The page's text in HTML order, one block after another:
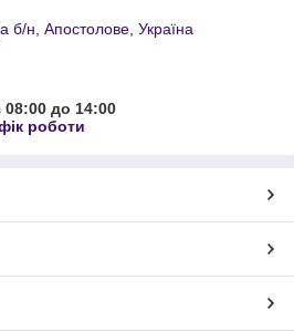
б/н, Апостолове, Україна
08:00 до 14:00
роботи